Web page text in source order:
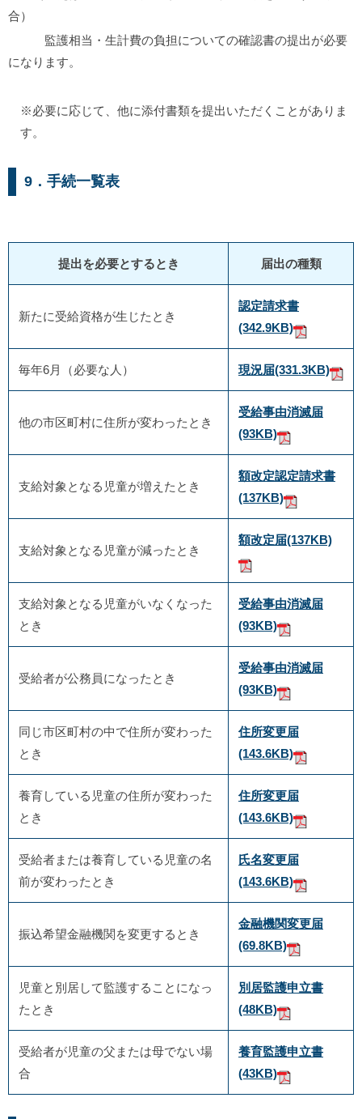
合）
監護相当・生計費の負担についての確認書の提出が必要
になります。
※必要に応じて、他に添付書類を提出いただくことがありま
す。
9．手続一覧表
提出を必要とするとき 届出の種類
新たに受給資格が生じたとき
認定請求書
(342.9KB)
毎年6月（必要な人） 現況届(331.3KB)
他の市区町村に住所が変わったとき
受給事由消滅届
(93KB)
支給対象となる児童が増えたとき
額改定認定請求書
(137KB)
支給対象となる児童が減ったとき
額改定届(137KB)
支給対象となる児童がいなくなった
とき
受給事由消滅届
(93KB)
受給者が公務員になったとき
受給事由消滅届
(93KB)
同じ市区町村の中で住所が変わった
とき
住所変更届
(143.6KB)
養育している児童の住所が変わった
とき
住所変更届
(143.6KB)
受給者または養育している児童の名
前が変わったとき
氏名変更届
(143.6KB)
振込希望金融機関を変更するとき
金融機関変更届
(69.8KB)
児童と別居して監護することになっ
たとき
別居監護申立書
(48KB)
受給者が児童の父または母でない場
合
養育監護申立書
(43KB)